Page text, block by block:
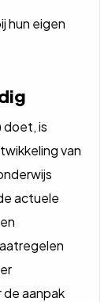
hun eigen
is
van
actuele
aanpak